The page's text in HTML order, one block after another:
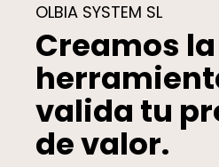
OLBIA SYSTEM SL
Creamos la
valida tu
de valor.